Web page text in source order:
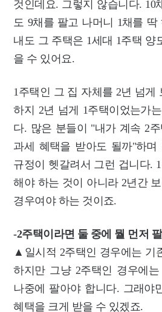
것인데요. 그렇지 않습니다. 10
도 9채를 팔고 나머니 1채를 딱
내도 그 주택은 1세대 1주택 양
을 수 있어요.
1주택인 그 집 자체를 2년 넘게
하지 2년 넘게 1주택이었는가
다. 많은 분들이 "내가 계속 2
과세 혜택을 받아도 될까"하며
규정이 헷갈려서 그런 겁니다.
해야 하는 것이 아니라 2년간
경우여야 하는 것이죠.
-2주택이라면 둘 중에 뭘 먼저
▲일시적 2주택인 경우에는 기
하지만 그냥 2주택인 경우에
나중에 팔아야 합니다. 그래야
혜택을 크게 받을 수 있겠죠.